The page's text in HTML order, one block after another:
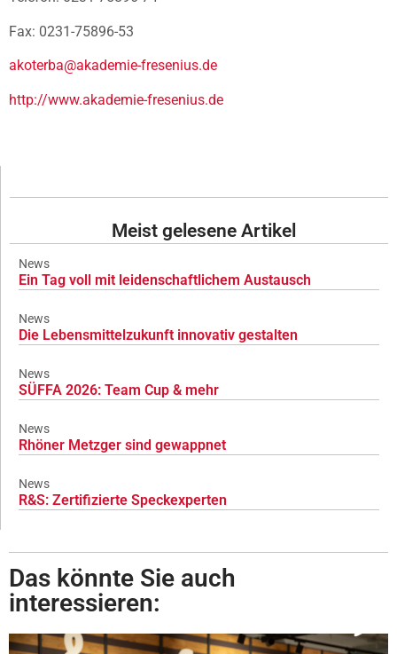
Fax: 0231-75896-53
akoterba@akademie-fresenius.de
http://www.akademie-fresenius.de
Meist gelesene Artikel
News
Ein Tag voll mit leidenschaftlichem Austausch
News
Die Lebensmittelzukunft innovativ gestalten
News
SÜFFA 2026: Team Cup & mehr
News
Rhöner Metzger sind gewappnet
News
R&S: Zertifizierte Speckexperten
Das könnte Sie auch
interessieren: